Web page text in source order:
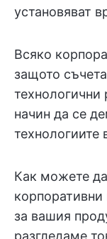
установяват
Всяко
защото
технологични
начин да се
технологиите
Как можете
за вашия
разгледаме